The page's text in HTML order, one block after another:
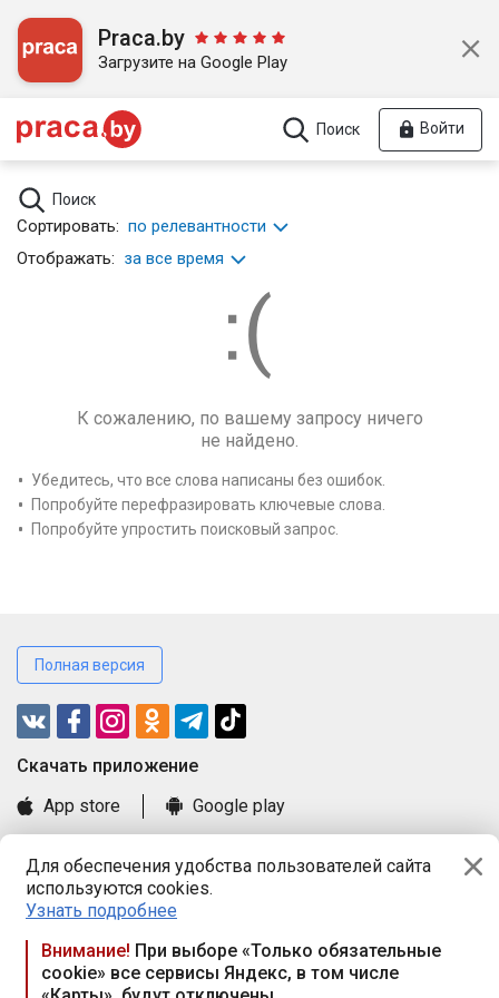
Для обеспечения удобства пользователей сайта
используются cookies.
Узнать подробнее
Внимание! При выборе «Только обязательные
cookie» все сервисы Яндекс, в том числе
Praca.by
Загрузите на Google Play
Поиск Войти
Поиск
Сортировать: по релевантности
Отображать: за все время
К сожалению, по вашему запросу ничего
не найдено.
Убедитесь, что все слова написаны без ошибок.
Попробуйте перефразировать ключевые слова.
Попробуйте упростить поисковый запрос.
Полная версия
Cкачать приложение
App store
Google play
Книга замечаний и предложений
Правила и документы
Praca.by © 2000—2026, ООО «ПРАЦА БАЙ»
Республика Беларусь, 220114, г. Минск, пр-т Независимости
117а, пом. № 9.